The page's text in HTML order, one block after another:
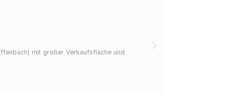
mit großer Verkaufsfläche und